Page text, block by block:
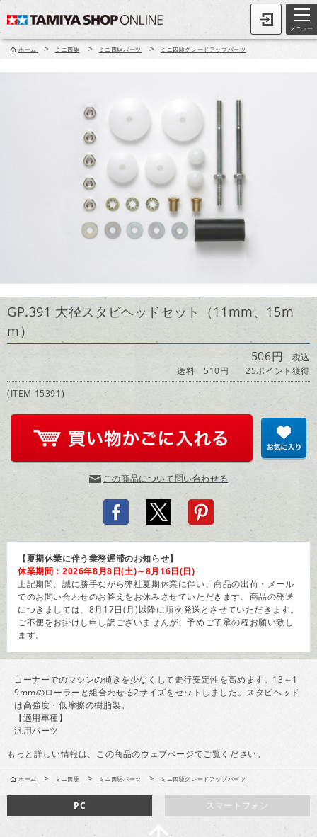
メニュー
ホーム > ミニ四駆 > ミニ四駆パーツ > ミニ四駆グレードアップパーツ
GP.391 大径スタビヘッドセット（11mm、15m
m）
506円税込
送料 510円
25ポイント獲得
(ITEM 15391)
この商品について問い合わせる
【夏期休業に伴う業務遅滞のお知らせ】
休業期間：2026年8月8日(土)～8月16日(日)
上記期間、誠に勝手ながら弊社夏期休業に伴い、商品の出荷・メール
でのお問い合わせのお答えをお休みさせていただきます。商品の発送
につきましては、8月17日(月)以降に順次発送とさせていただきます。
ご不便をお掛けし申し訳ございませんが、予めご了承の程お願い致し
ます。
コーナーでのマシンの傾きを少なくして走行安定性を高めます。13～1
9mmのローラーと組合わせる2サイズをセットしました。スタビヘッド
は高強度・低摩擦の樹脂製。
【適用車種】
汎用パーツ
もっと詳しい情報は、この商品のウェブページでご覧ください。
ホーム > ミニ四駆 > ミニ四駆パーツ > ミニ四駆グレードアップパーツ
スマートフォン
PC